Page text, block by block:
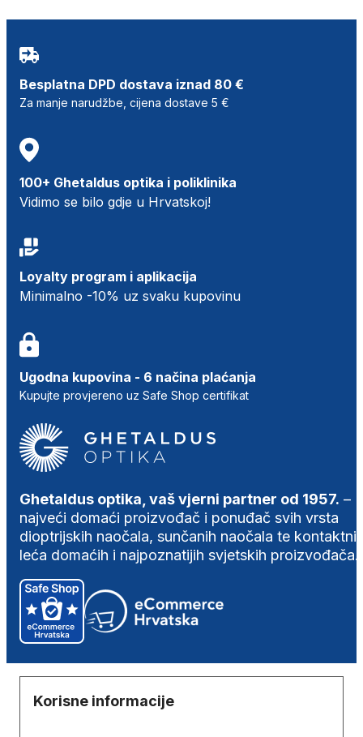
Besplatna DPD dostava iznad 80 €
Za manje narudžbe, cijena dostave 5 €
100+ Ghetaldus optika i poliklinika
Vidimo se bilo gdje u Hrvatskoj!
Loyalty program i aplikacija
Minimalno -10% uz svaku kupovinu
Ugodna kupovina - 6 načina plaćanja
Kupujte provjereno uz Safe Shop certifikat
Ghetaldus optika, vaš vjerni partner od 1957. –
najveći domaći proizvođač i ponuđač svih vrsta
dioptrijskih naočala, sunčanih naočala te
leća domaćih i najpoznatijih svjetskih proizvođača.
Korisne informacije